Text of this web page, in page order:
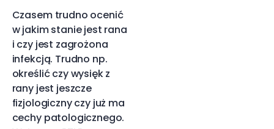
Czasem trudno ocenić
w jakim stanie jest rana
i czy jest zagrożona
infekcją. Trudno np.
określić czy wysięk z
rany jest jeszcze
fizjologiczny czy już ma
cechy patologicznego.